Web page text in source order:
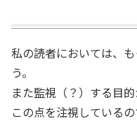
私の読者においては、
う。
また監視（？）する目
この点を注視しているの